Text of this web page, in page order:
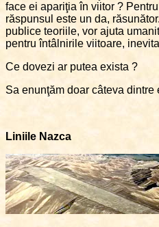
face ei apariţia în viitor ?
răspunsul este un da,
publice teoriile, vor ajuta
pentru întâlnirile viitoare,
Ce dovezi ar putea exista ?
Sa enunţăm doar câteva dintre
Liniile Nazca